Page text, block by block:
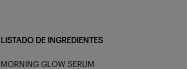
LISTADO DE INGREDIENTES
MORNING GLOW SERUM